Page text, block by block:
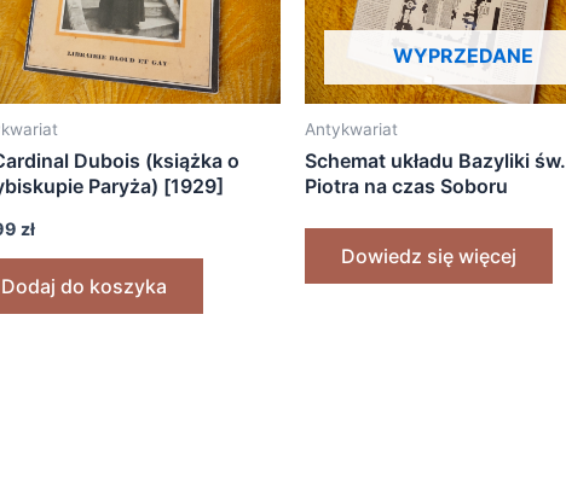
Dubois (książka o
Paryża) [1929]
zł
Dodaj do koszyka
WYPRZEDANE
Antykwariat
Schemat układu Bazyliki św.
Piotra na czas Soboru
Dowiedz się więcej